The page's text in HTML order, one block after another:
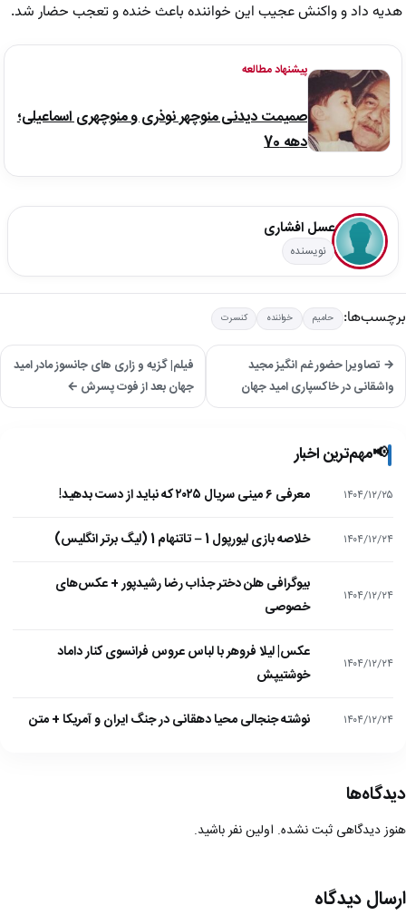
هدیه داد و واکنش عجیب این خواننده باعث خنده و تعجب حضار شد.
پیشنهاد مطالعه
صمیمت دیدنی منوچهر نوذری و منوچهری اسماعیلی؛
دهه 70
عسل افشاری
نویسنده
برچسب‌ها: حامیم خواننده کنسرت
→ تصاویر| حضور غم انگیز مجید
واشقانی در خاکسپاری امید جهان
فیلم| گزیه و زاری های جانسوز مادر امید
جهان بعد از فوت پسرش ←
📢مهم‌ترین اخبار
۱۴۰۴/۱۲/۲۵ معرفی ۶ مینی سریال ۲۰۲۵ که نباید از دست بدهید!
۱۴۰۴/۱۲/۲۴ خلاصه بازی لیورپول 1 – تاتنهام 1 (لیگ برتر انگلیس)
۱۴۰۴/۱۲/۲۴
بیوگرافی هلن دختر جذاب رضا رشیدپور + عکس‌های
خصوصی
۱۴۰۴/۱۲/۲۴
عکس| لیلا فروهر با لباس عروس فرانسوی کنار داماد
خوشتیپش
۱۴۰۴/۱۲/۲۴ نوشته جنجالی محیا دهقانی در جنگ ایران و آمریکا + متن
دیدگاه‌ها
هنوز دیدگاهی ثبت نشده. اولین نفر باشید.
ارسال دیدگاه